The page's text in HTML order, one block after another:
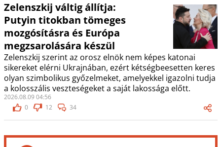
Zelenszkij váltig állítja:
Putyin titokban tömeges
mozgósításra és Európa
megzsarolására készül
Zelenszkij szerint az orosz elnök nem képes katonai
sikereket elérni Ukrajnában, ezért kétségbeesetten keres
olyan szimbolikus győzelmeket, amelyekkel igazolni tudja
a kolosszális veszteségeket a saját lakossága előtt.
2026.08.09 04:56
0
12 34